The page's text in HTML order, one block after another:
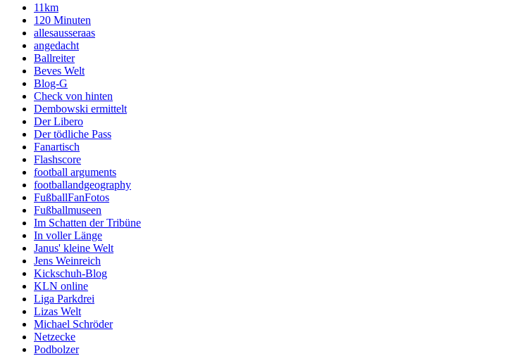
11km
120 Minuten
allesausseraas
angedacht
Ballreiter
Beves Welt
Blog-G
Check von hinten
Dembowski ermittelt
Der Libero
Der tödliche Pass
Fanartisch
Flashscore
football arguments
footballandgeography
FußballFanFotos
Fußballmuseen
Im Schatten der Tribüne
In voller Länge
Janus' kleine Welt
Jens Weinreich
Kickschuh-Blog
KLN online
Liga Parkdrei
Lizas Welt
Michael Schröder
Netzecke
Podbolzer